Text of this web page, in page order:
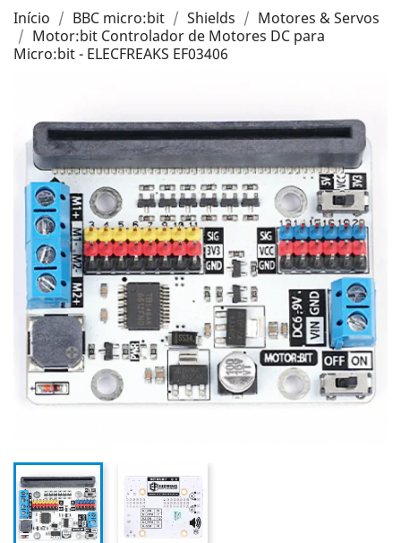
Início BBC micro:bit Shields
Motores & Servos
Motor:bit Controlador de Motores DC para
Micro:bit - ELECFREAKS EF03406